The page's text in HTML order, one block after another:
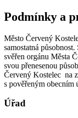
Podmínky a
Město Červený
samostatná
svěřen orgánu Města
svou přenesenou
Červený Kostelec na
s pověřeným obecním
Úřad